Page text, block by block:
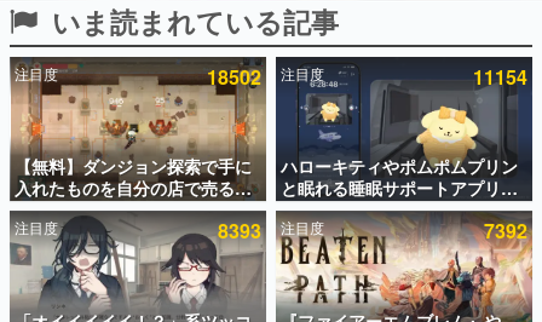
殿堂入り記事
SNS拡散数が数千以上！ ページビュー数万以上！ などな
ど。多くの人々に読まれた、電ファミ渾身の“殿堂入り”記
事をまとめました。
ゲームの企画書
名作ゲームクリエイターの方々に製作時のエピソードをお
聞きし、ヒットする企画（ゲーム）とは何か？を探ってい
きます。
赫本
この物語を解いてはいけない。『赫本』は、〈試験問題〉
の形をした短編ホラー小説集です。
新世代に訊く
いま読まれている記事
注目度 18502
【無料】ダンジョン探索で手に
入れたものを自分の店で売るゲ
ーム『Moonlighter』がSteam
にて無料配布中！続編
『Moonlighter 2』の9月2日正
式リリースを記念したキャンペ
ーン
注目度 11154
ハローキティやポムポムプリン
と眠れる睡眠サポートアプリ
『ゆめたび』が配信中。キャラ
ごとのASMRや目覚ましアラー
ムも搭載
注目度 8393 注目度 7392